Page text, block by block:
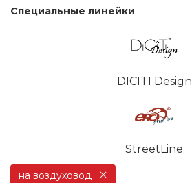
Специальные линейки
DICITI Design
StreetLine
на воздуховод